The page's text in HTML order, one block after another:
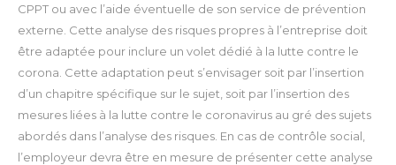
CPPT ou avec l’aide éventuelle de son service de prévention
externe. Cette analyse des risques propres à l’entreprise doit
être adaptée pour inclure un volet dédié à la lutte contre le
corona. Cette adaptation peut s’envisager soit par l’insertion
d’un chapitre spécifique sur le sujet, soit par l’insertion des
mesures liées à la lutte contre le coronavirus au gré des sujets
abordés dans l’analyse des risques. En cas de contrôle social,
l’employeur devra être en mesure de présenter cette analyse